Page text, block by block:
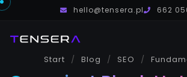
hello@tensera.pl 662
Usługi
Start Blog SEO